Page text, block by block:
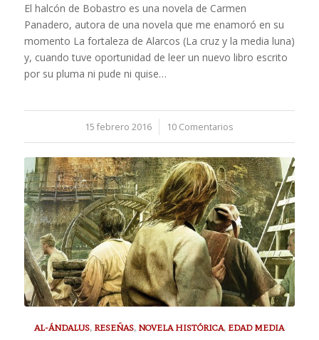
El halcón de Bobastro es una novela de Carmen
Panadero, autora de una novela que me enamoró en su
momento La fortaleza de Alarcos (La cruz y la media luna)
y, cuando tuve oportunidad de leer un nuevo libro escrito
por su pluma ni pude ni quise…
15 febrero 2016
/ 10 Comentarios
AL-ÁNDALUS, RESEÑAS, NOVELA HISTÓRICA, EDAD MEDIA